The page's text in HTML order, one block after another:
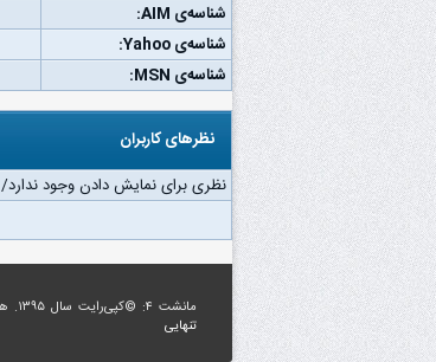
شناسه‌ی AIM:
شناسه‌ی Yahoo:
شناسه‌ی MSN:
نظرهای کاربران
نظری برای نمایش دادن وجود ندارد/
مانشت ۴: ©کپی‌رایت سال ۱۳۹۵. همه حقوق برای
تنهایی